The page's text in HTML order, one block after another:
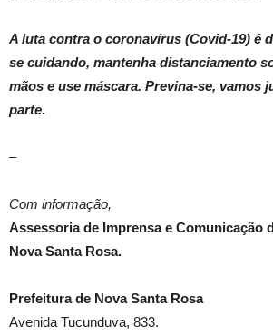
A luta contra o coronavírus (Covid-19) é
se cuidando, mantenha distanciamento
mãos e use máscara. Previna-se, vamos
parte.
–
Com informação,
Assessoria de Imprensa e Comunicação
Nova Santa Rosa.
Prefeitura de Nova Santa Rosa
Avenida Tucunduva, 833.